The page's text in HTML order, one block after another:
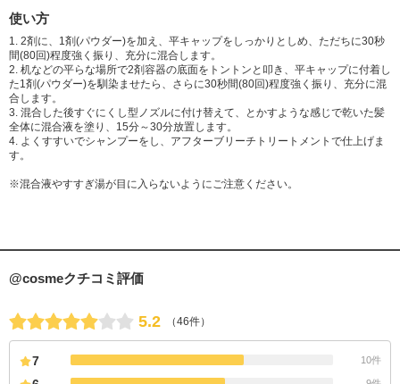
使い方
1. 2剤に、1剤(パウダー)を加え、平キャップをしっかりとしめ、ただちに30秒
間(80回)程度強く振り、充分に混合します。
2. 机などの平らな場所で2剤容器の底面をトントンと叩き、平キャップに付着し
た1剤(パウダー)を馴染ませたら、さらに30秒間(80回)程度強く振り、充分に混
合します。
3. 混合した後すぐにくし型ノズルに付け替えて、とかすような感じで乾いた髪
全体に混合液を塗り、15分～30分放置します。
4. よくすすいでシャンプーをし、アフターブリーチトリートメントで仕上げま
す。
※混合液やすすぎ湯が目に入らないようにご注意ください。
@cosmeクチコミ評価
5.2 （46件）
7 10件